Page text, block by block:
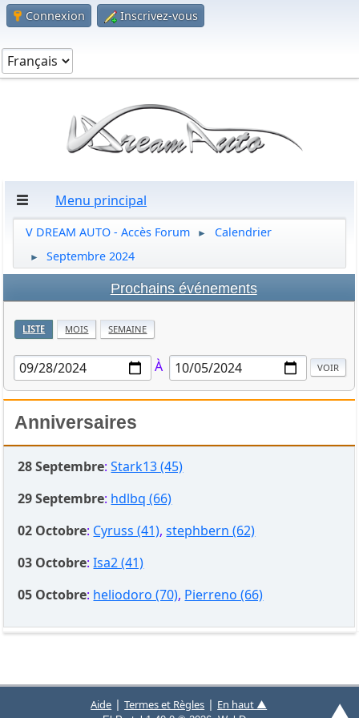
Connexion Inscrivez-vous
Menu principal
V DREAM AUTO - Accès Forum ► Calendrier
► Septembre 2024
Prochains événements
LISTE MOIS SEMAINE
À
Anniversaires
28 Septembre:Stark13 (45)
29 Septembre: hdlbq (66)
02 Octobre: Cyruss (41),stephbern (62)
03 Octobre:Isa2 (41)
05 Octobre: heliodoro (70), Pierreno (66)
Aide |Termes et Règles | En haut ▲